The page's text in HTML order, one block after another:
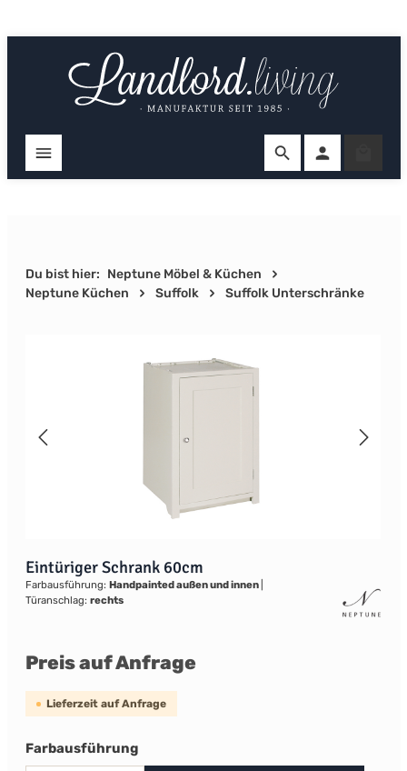
Du bist hier: Neptune Möbel & Küchen
Neptune Küchen
Suffolk Suffolk Unterschränke
Eintüriger Schrank 60cm
Farbausführung: Handpainted außen und innen
Türanschlag: rechts
Preis auf Anfrage
Lieferzeit auf Anfrage
Farbausführungauswählen